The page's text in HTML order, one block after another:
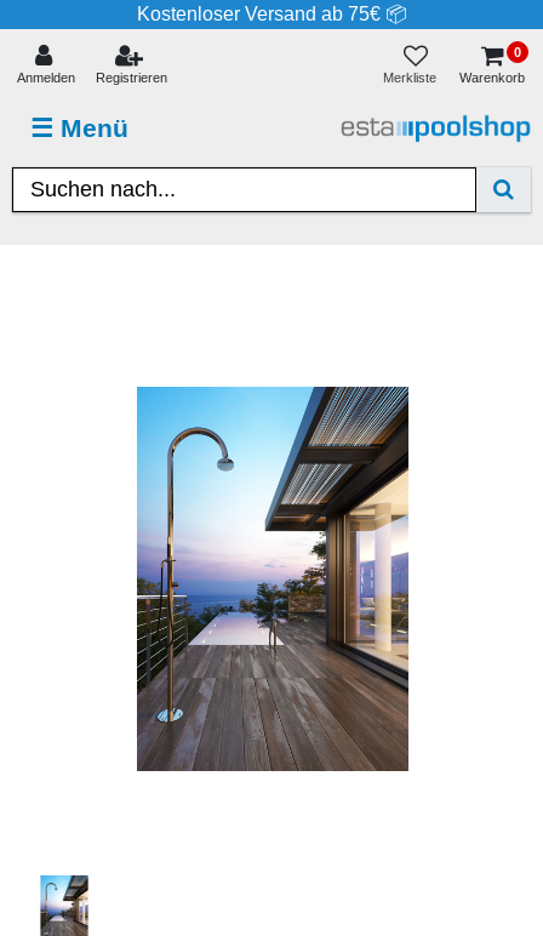
Kostenloser Versand ab 75€ 📦
☰ Menü
Anmelden Registrieren Merkliste
0
Warenkorb